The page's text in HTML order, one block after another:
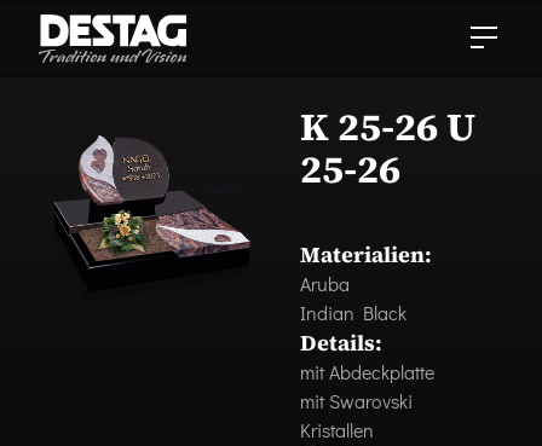
K 25-26 U
25-26
Materialien:
Aruba
Indian Black
Details:
mit Abdeckplatte
mit Swarovski
Kristallen